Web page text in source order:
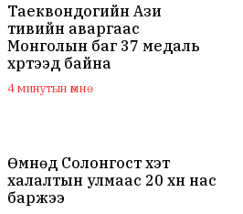
Таеквондогийн Ази
тивийн аваргаас
Монголын баг 37 медаль
хүртээд байна
4 минутын өмнө
Өмнөд Солонгост хэт
халалтын улмаас 20 хүн нас
баржээ